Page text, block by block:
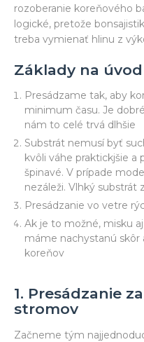
rozoberanie koreňového
logické, pretože
treba vymienať hlinu z
Základy na úvod
Presádzame tak, aby
minimum času. Je
nám to celé trvá dlhšie
Substrát nemusí byť
kvôli váhe praktickjšie a
špinavé. V prípade
nezáleži. Vlhký substrát
Presádzanie vo vetre
Ak je to možné, misku
máme nachystanú skôr
koreňov
1. Presádzanie
stromov
Začneme tým